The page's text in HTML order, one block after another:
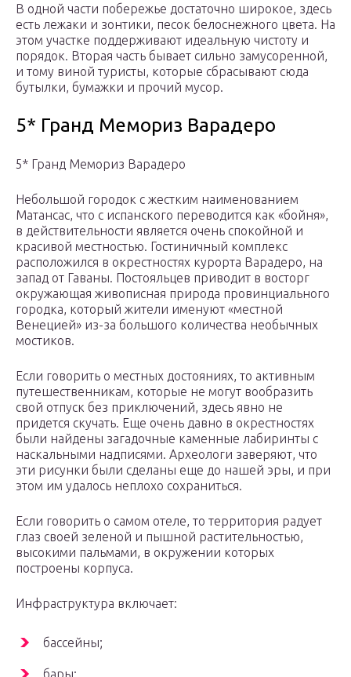
В одной части побережье достаточно широкое, здесь
есть лежаки и зонтики, песок белоснежного цвета. На
этом участке поддерживают идеальную чистоту и
порядок. Вторая часть бывает сильно замусоренной,
и тому виной туристы, которые сбрасывают сюда
бутылки, бумажки и прочий мусор.
5* Гранд Мемориз Варадеро
5* Гранд Мемориз Варадеро
Небольшой городок с жестким наименованием
Матансас, что с испанского переводится как «бойня»,
в действительности является очень спокойной и
красивой местностью. Гостиничный комплекс
расположился в окрестностях курорта Варадеро, на
запад от Гаваны. Постояльцев приводит в восторг
окружающая живописная природа провинциального
городка, который жители именуют «местной
Венецией» из-за большого количества необычных
мостиков.
Если говорить о местных достояниях, то активным
путешественникам, которые не могут вообразить
свой отпуск без приключений, здесь явно не
придется скучать. Еще очень давно в окрестностях
были найдены загадочные каменные лабиринты с
наскальными надписями. Археологи заверяют, что
эти рисунки были сделаны еще до нашей эры, и при
этом им удалось неплохо сохраниться.
Если говорить о самом отеле, то территория радует
глаз своей зеленой и пышной растительностью,
высокими пальмами, в окружении которых
построены корпуса.
Инфраструктура включает:
бассейны;
бары;